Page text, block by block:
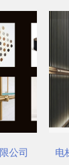
装饰
锈钢板安装与